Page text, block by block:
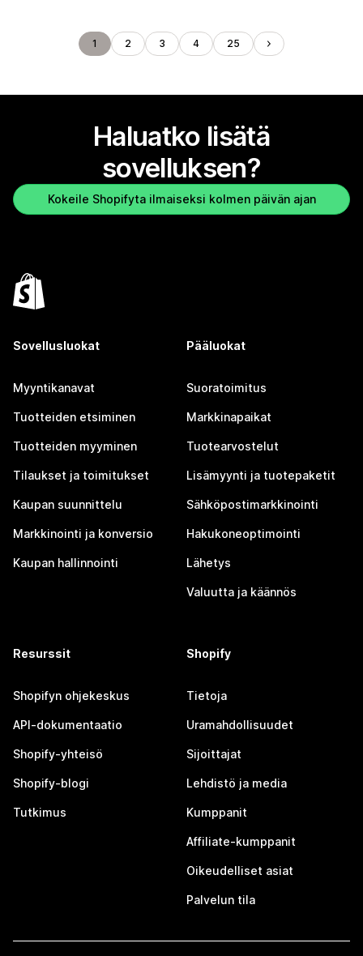
1 2 3 4 25
Haluatko lisätä
sovelluksen?
Kokeile Shopifyta ilmaiseksi kolmen päivän ajan
Sovellusluokat
Myyntikanavat
Tuotteiden etsiminen
Tuotteiden myyminen
Tilaukset ja toimitukset
Kaupan suunnittelu
Markkinointi ja konversio
Kaupan hallinnointi
Pääluokat
Suoratoimitus
Markkinapaikat
Tuotearvostelut
Lisämyynti ja tuotepaketit
Sähköpostimarkkinointi
Hakukoneoptimointi
Lähetys
Valuutta ja käännös
Resurssit
Shopifyn ohjekeskus
API-dokumentaatio
Shopify-yhteisö
Shopify-blogi
Tutkimus
Shopify
Tietoja
Uramahdollisuudet
Sijoittajat
Lehdistö ja media
Kumppanit
Affiliate-kumppanit
Oikeudelliset asiat
Palvelun tila